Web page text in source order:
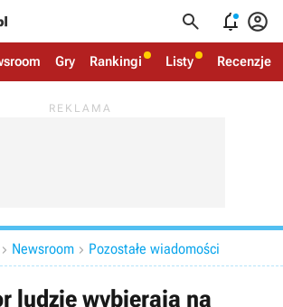
  
Gry Rankingi Listy Recenzje
 Newsroom  Pozostałe wiadomości
ludzie wybierają na